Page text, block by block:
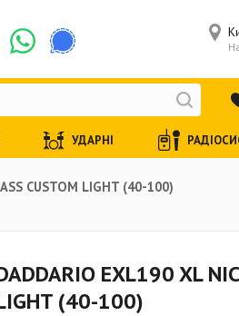
CUSTOM LIGHT (40-100)
EXL190 XL
(40-100)
УДАРНІ